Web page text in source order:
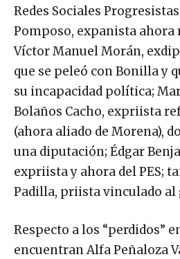
Redes Sociales
Pomposo, expanista ahora
Víctor Manuel Morán,
que se peleó con Bonilla y
su incapacidad política;
Bolaños Cacho, expriista
(ahora aliado de Morena),
una diputación; Édgar
expriista y ahora del PES;
Padilla, priista vinculado al
Respecto a los “perdidos”
encuentran Alfa Peñaloza